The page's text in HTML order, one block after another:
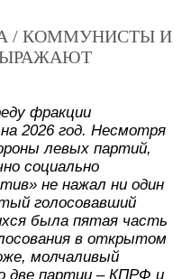
/ КОММУНИСТЫ И
фракции
2026 год. Несмотря
левых партий,
социально
не нажал ни один
голосовавший
была пятая часть
в открытом
молчаливый
две партии – КПРФ и